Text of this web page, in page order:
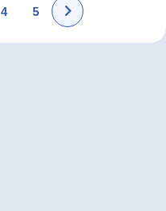
4 5